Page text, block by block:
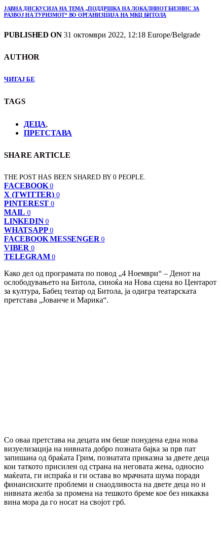
ЈАВНА ДИСКУСИЈА НА ТЕМА „ПОДДРШКА НА ЛОКАЛНИОТ БИЗНИС ЗА
РАЗВОЈ НА ТУРИЗМОТ“ ВО ОРГАНИЗЦИЈА НА МКЦ БИТОЛА
PUBLISHED ON31 октомври 2022, 12:18 Europe/Belgrade
AUTHOR
ЧИТАЈ БЕ
TAGS
ДЕЦА,
ПРЕТСТАВА
SHARE ARTICLE
THE POST HAS BEEN SHARED BY0 PEOPLE.
FACEBOOK 0
X (TWITTER) 0
PINTEREST 0
MAIL 0
LINKEDIN 0
WHATSAPP 0
FACEBOOK MESSENGER 0
VIBER 0
TELEGRAM 0
Како дел од програмата по повод „4 Ноември“ – Денот на
ослободувањето на Битола, синоќа на Нова сцена во Центарот
за култура, Бабец театар од Битола, ја одигра театарската
претстава „Јованче и Марика“.
Со оваа претстава на децата им беше понудена една нова
визуелизација на нивната добро позната бајка за прв пат
запишана од браќата Грим, познатата приказна за двете деца
кои таткото присилен од страна на неговата жена, односно
маќеата, ги испраќа и ги остава во мрачната шума поради
финансиските проблеми и снаодливоста на двете деца но и
нивната желба за промена на тешкото бреме кое без никаква
вина мора да го носат на својот грб.